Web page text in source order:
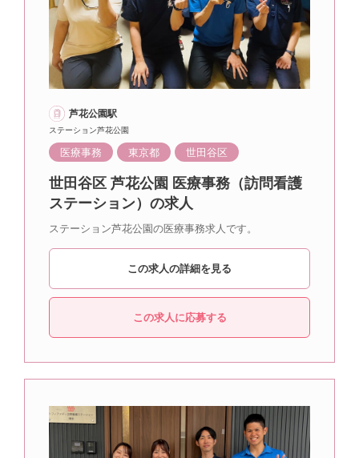
芦花公園駅
ステーション芦花公園
医療事務 東京都 世田谷区
世田谷区 芦花公園 医療事務（訪問看護
ステーション）の求人
ステーション芦花公園の医療事務求人です。
この求人の詳細を見る
この求人に応募する